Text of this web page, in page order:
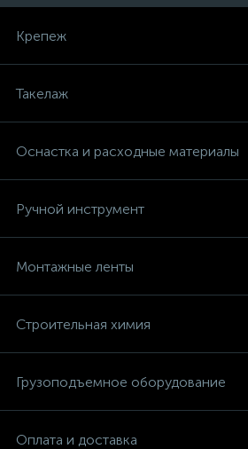
Крепеж
Такелаж
Оснастка и расходные материалы
Ручной инструмент
Монтажные ленты
Строительная химия
Грузоподъемное оборудование
Оплата и доставка